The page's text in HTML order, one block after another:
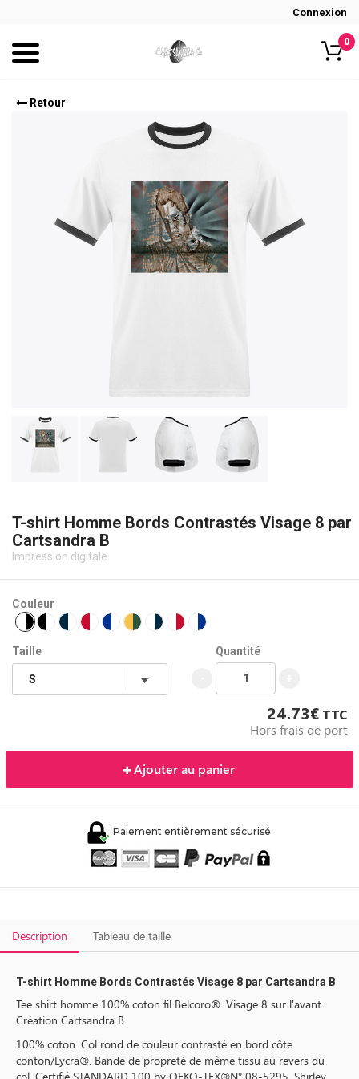
Connexion
0
Retour
T-shirt Homme Bords Contrastés Visage 8 par
Cartsandra B
Impression digitale
Couleur
Taille Quantité
24.73€ TTC
Hors frais de port
Ajouter au panier
Paiement entièrement sécurisé
Description Tableau de taille
T-shirt Homme Bords Contrastés Visage 8 par Cartsandra B
Tee shirt homme 100% coton fil Belcoro®. Visage 8 sur l'avant.
Création Cartsandra B
100% coton. Col rond de couleur contrasté en bord côte
conton/Lycra®. Bande de propreté de même tissu au revers du